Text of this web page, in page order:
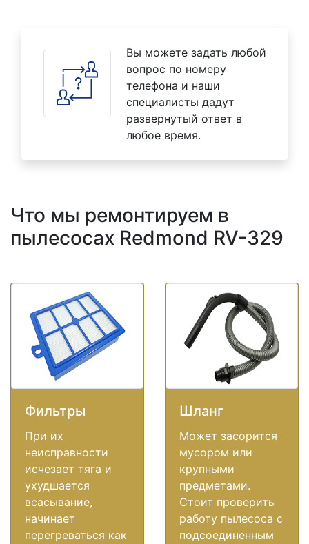
Вы можете задать любой
вопрос по номеру
телефона и наши
специалисты дадут
развернутый ответ в
любое время.
Что мы ремонтируем в
пылесосах Redmond RV-329
Фильтры
При их
неисправности
исчезает тяга и
ухудшается
всасывание,
начинает
перегреваться как
Шланг
Может засорится
мусором или
крупными
предметами.
Стоит проверить
работу пылесоса с
подсоединенным